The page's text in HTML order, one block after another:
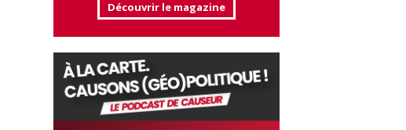
Découvrir le magazine